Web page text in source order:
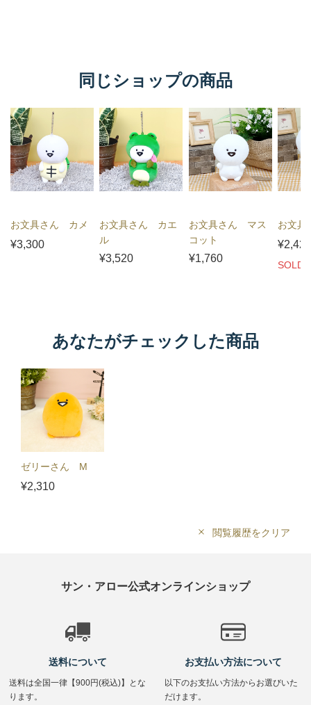
同じショップの商品
お文具さん カメ
¥3,300
お文具さん カエ
ル
¥3,520
お文具さん マス
コット
¥1,760
お文
SOLD
あなたがチェックした商品
ゼリーさん M
¥2,310
閲覧履歴をクリア
サン・アロー公式オンラインショップ